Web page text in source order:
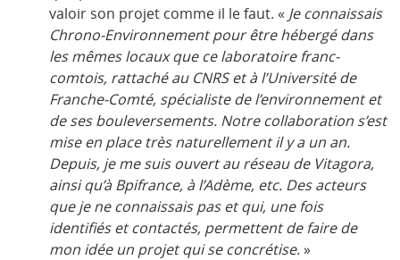
valoir son projet comme il le faut. « Je connaissais
Chrono-Environnement pour être hébergé dans
les mêmes locaux que ce laboratoire franc-
comtois, rattaché au CNRS et à l’Université de
Franche-Comté, spécialiste de l’environnement et
de ses bouleversements. Notre collaboration s’est
mise en place très naturellement il y a un an.
Depuis, je me suis ouvert au réseau de Vitagora,
ainsi qu’à Bpifrance, à l’Adème, etc. Des acteurs
que je ne connaissais pas et qui, une fois
identifiés et contactés, permettent de faire de
mon idée un projet qui se concrétise. »